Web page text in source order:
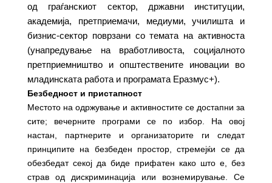
од граѓанскиот сектор, државни институции,
академија, претприемачи, медиуми, училишта и
бизнис-сектор поврзани со темата на активноста
(унапредување на вработливоста, социјалното
претприемништво и општествените иновации во
младинската работа и програмата Еразмус+).
Безбедност и пристапност
Местото на одржување и активностите се достапни за
сите; вечерните програми се по избор. На овој
настан, партнерите и организаторите ги следат
принципите на безбеден простор, стремејќи се да
обезбедат секој да биде прифатен како што е, без
страв од дискриминација или вознемирување. Се